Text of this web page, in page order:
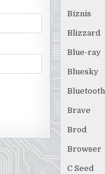
Biznis
Blizzard
Blue-ray
Bluesky
Bluetooth
Brave
Brod
Browser
C Seed